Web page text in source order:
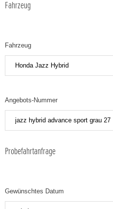
Fahrzeug
Fahrzeug
Angebots-Nummer
Probefahrtanfrage
Gewünschtes Datum